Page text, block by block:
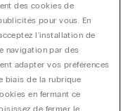
des cookies de
pour vous. En
l'installation de
navigation par des
adapter vos préférences
biais de la rubrique
en fermant ce
de fermer le